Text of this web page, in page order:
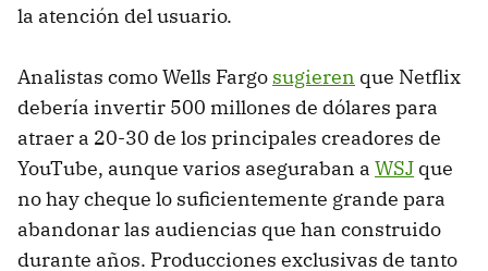
la atención del usuario.
Analistas como Wells Fargo sugieren que Netflix
debería invertir 500 millones de dólares para
atraer a 20-30 de los principales creadores de
YouTube, aunque varios aseguraban a WSJ que
no hay cheque lo suficientemente grande para
abandonar las audiencias que han construido
durante años. Producciones exclusivas de tanto